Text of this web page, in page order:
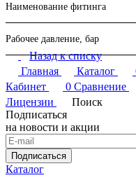
купить в Перми или
также оказываем услуги
комплектующих,
консультационную
Наименование фитинга
Рабочее давление, бар
Назад к списку
Главная
Каталог
Кабинет
0 Сравнение
Лицензии
Поиск
Подписаться
на новости и акции
Подписаться
Каталог